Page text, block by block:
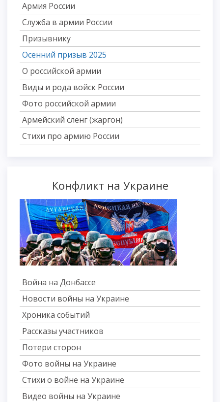
Армия России
Служба в армии России
Призывнику
Осенний призыв 2025
О российской армии
Виды и рода войск России
Фото российской армии
Армейский сленг (жаргон)
Стихи про армию России
Конфликт на Украине
Война на Донбассе
Новости войны на Украине
Хроника событий
Рассказы участников
Потери сторон
Фото войны на Украине
Стихи о войне на Украине
Видео войны на Украине